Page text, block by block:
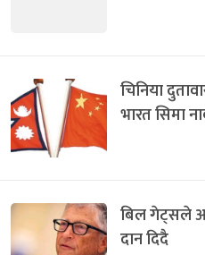
चिनिया
भारत सिमा
बिल गेट्सले
दान दिदै